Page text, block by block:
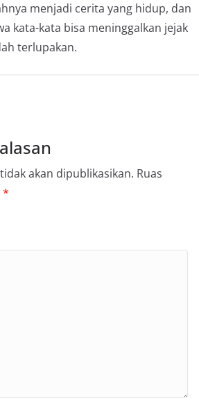
menjadi cerita yang hidup, dan
kata-kata bisa meninggalkan jejak
terlupakan.
akan dipublikasikan. Ruas
*